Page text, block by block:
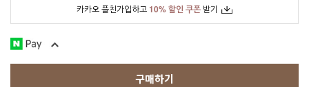
카카오 플친가입하고10% 할인 쿠폰 받기
구매하기